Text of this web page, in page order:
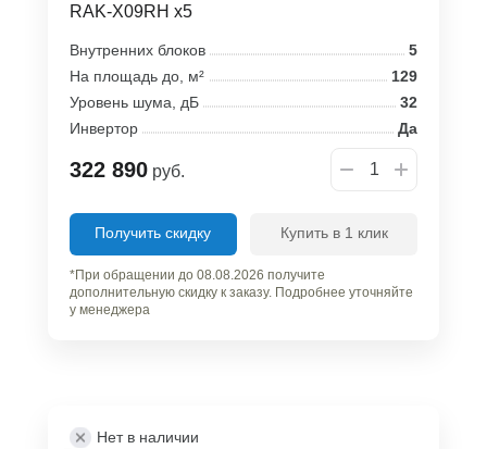
RAK-X09RH x5
Внутренних блоков
5
На площадь до, м²
129
Уровень шума, дБ
32
Инвертор
Да
322 890 руб.
Получить скидку Купить в 1 клик
*При обращении до 08.08.2026 получите
дополнительную скидку к заказу. Подробнее уточняйте
у менеджера
Нет в наличии